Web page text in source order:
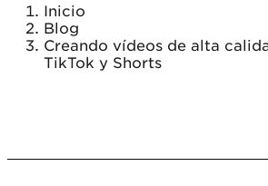
Inicio
Blog
Creando vídeos de alta
TikTok y Shorts